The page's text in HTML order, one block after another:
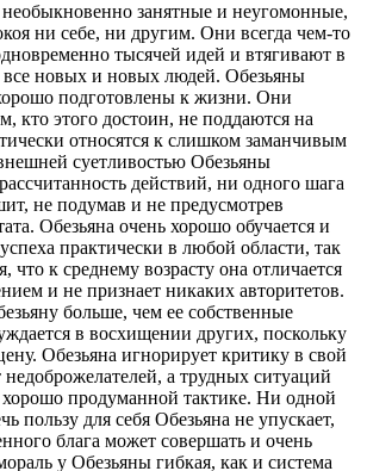
занятные и неугомонные,
ни себе, ни другим. Они всегда чем-то
тысячей идей и втягивают в
новых и новых людей. Обезьяны
подготовлены к жизни. Они
кто этого достоин, не поддаются на
относятся к слишком заманчивым
суетливостью Обезьяны
действий, ни одного шага
не подумав и не предусмотрев
Обезьяна очень хорошо обучается и
практически в любой области, так
что к среднему возрасту она отличается
и не признает никаких авторитетов.
больше, чем ее собственные
в восхищении других, поскольку
Обезьяна игнорирует критику в свой
недоброжелателей, а трудных ситуаций
хорошо продуманной тактике. Ни одной
пользу для себя Обезьяна не упускает,
блага может совершать и очень
у Обезьяны гибкая, как и система